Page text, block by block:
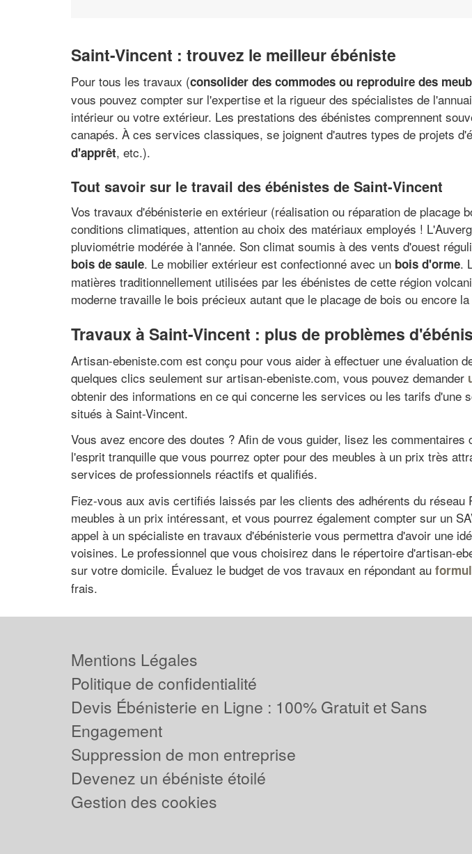
Saint-Vincent : trouvez le meilleur ébéniste
Pour tous les travaux (consolider des commodes ou reproduire des
vous pouvez compter sur l'expertise et la rigueur des spécialistes de
intérieur ou votre extérieur. Les prestations des ébénistes comprennent
canapés. À ces services classiques, se joignent d'autres types de projets
d'apprêt, etc.).
Tout savoir sur le travail des ébénistes de Saint-Vincent
Vos travaux d'ébénisterie en extérieur (réalisation ou réparation de
conditions climatiques, attention au choix des matériaux employés !
pluviométrie modérée à l'année. Son climat soumis à des vents d'ouest
bois de saule. Le mobilier extérieur est confectionné avec un bois d'orme.
matières traditionnellement utilisées par les ébénistes de cette région
moderne travaille le bois précieux autant que le placage de bois ou encore
Travaux à Saint-Vincent : plus de problèmes
Artisan-ebeniste.com est conçu pour vous aider à effectuer une
quelques clics seulement sur artisan-ebeniste.com, vous pouvez demander
obtenir des informations en ce qui concerne les services ou les tarifs
situés à Saint-Vincent.
Vous avez encore des doutes ? Afin de vous guider, lisez les
l'esprit tranquille que vous pourrez opter pour des meubles à un prix très
services de professionnels réactifs et qualifiés.
Fiez-vous aux avis certifiés laissés par les clients des adhérents du
meubles à un prix intéressant, et vous pourrez également compter sur un
appel à un spécialiste en travaux d'ébénisterie vous permettra d'avoir une
voisines. Le professionnel que vous choisirez dans le répertoire d'artisan-
sur votre domicile. Évaluez le budget de vos travaux en répondant au
frais.
Mentions Légales
Politique de confidentialité
Devis Ébénisterie en Ligne : 100% Gratuit et Sans
Engagement
Suppression de mon entreprise
Devenez un ébéniste étoilé
Gestion des cookies